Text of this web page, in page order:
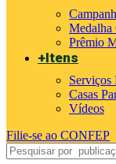
Medalha
Prêmio
+Itens
Serviços
Casas
Vídeos
Filie-se ao CONFEP